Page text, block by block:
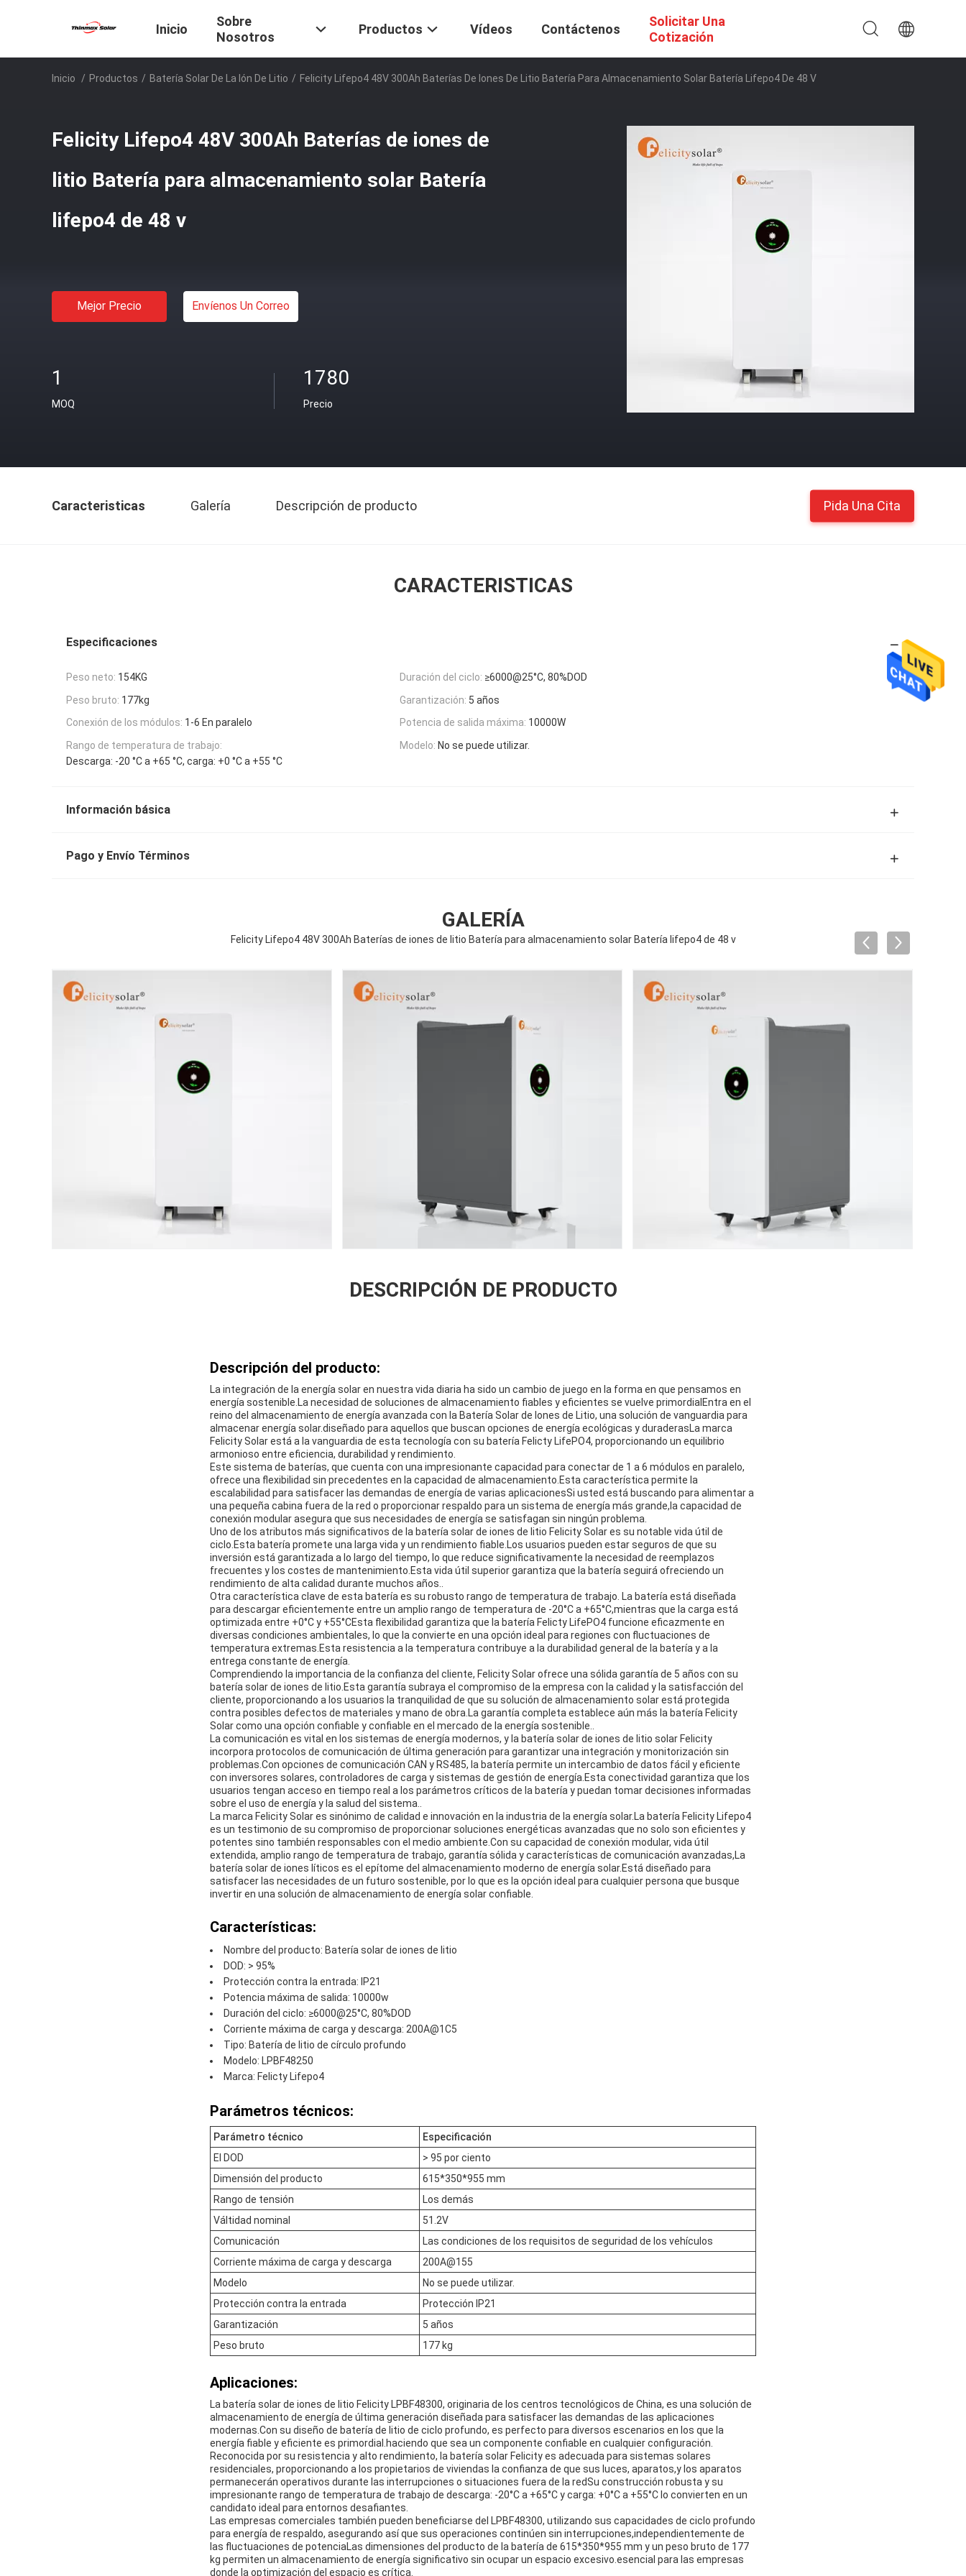
Inicio
Sobre
Nosotros
Productos Vídeos Contáctenos
Solicitar Una
Cotización
Inicio / Productos / Batería Solar De La Ión De Litio / Felicity Lifepo4 48V 300Ah Baterías De Iones De Litio Batería Para Almacenamiento Solar Batería Lifepo4 De 48 V
Felicity Lifepo4 48V 300Ah Baterías de iones de
litio Batería para almacenamiento solar Batería
lifepo4 de 48 v
Mejor Precio Envíenos Un Correo
1
MOQ
1780
Precio
Caracteristicas Galería Descripción de producto Pida Una Cita
CARACTERISTICAS
Especificaciones
Peso neto: 154KG Duración del ciclo: ≥6000@25°C, 80%DOD
Peso bruto: 177kg Garantización: 5 años
Conexión de los módulos: 1-6 En paralelo Potencia de salida máxima: 10000W
Rango de temperatura de trabajo:
Descarga: -20 °C a +65 °C, carga: +0 °C a +55 °C
Modelo: No se puede utilizar.
Información básica
Pago y Envío Términos
GALERÍA
Felicity Lifepo4 48V 300Ah Baterías de iones de litio Batería para almacenamiento solar Batería lifepo4 de 48 v
DESCRIPCIÓN DE PRODUCTO
Descripción del producto:
La integración de la energía solar en nuestra vida diaria ha sido un cambio de juego en la forma en que pensamos en
energía sostenible.La necesidad de soluciones de almacenamiento fiables y eficientes se vuelve primordialEntra en el
reino del almacenamiento de energía avanzada con la Batería Solar de Iones de Litio, una solución de vanguardia para
almacenar energía solar.diseñado para aquellos que buscan opciones de energía ecológicas y duraderasLa marca
Felicity Solar está a la vanguardia de esta tecnología con su batería Felicty LifePO4, proporcionando un equilibrio
armonioso entre eficiencia, durabilidad y rendimiento.
Este sistema de baterías, que cuenta con una impresionante capacidad para conectar de 1 a 6 módulos en paralelo,
ofrece una flexibilidad sin precedentes en la capacidad de almacenamiento.Esta característica permite la
escalabilidad para satisfacer las demandas de energía de varias aplicacionesSi usted está buscando para alimentar a
una pequeña cabina fuera de la red o proporcionar respaldo para un sistema de energía más grande,la capacidad de
conexión modular asegura que sus necesidades de energía se satisfagan sin ningún problema.
Uno de los atributos más significativos de la batería solar de iones de litio Felicity Solar es su notable vida útil de
ciclo.Esta batería promete una larga vida y un rendimiento fiable.Los usuarios pueden estar seguros de que su
inversión está garantizada a lo largo del tiempo, lo que reduce significativamente la necesidad de reemplazos
frecuentes y los costes de mantenimiento.Esta vida útil superior garantiza que la batería seguirá ofreciendo un
rendimiento de alta calidad durante muchos años..
Otra característica clave de esta batería es su robusto rango de temperatura de trabajo. La batería está diseñada
para descargar eficientemente entre un amplio rango de temperatura de -20°C a +65°C,mientras que la carga está
optimizada entre +0°C y +55°CEsta flexibilidad garantiza que la batería Felicty LifePO4 funcione eficazmente en
diversas condiciones ambientales, lo que la convierte en una opción ideal para regiones con fluctuaciones de
temperatura extremas.Esta resistencia a la temperatura contribuye a la durabilidad general de la batería y a la
entrega constante de energía.
Comprendiendo la importancia de la confianza del cliente, Felicity Solar ofrece una sólida garantía de 5 años con su
batería solar de iones de litio.Esta garantía subraya el compromiso de la empresa con la calidad y la satisfacción del
cliente, proporcionando a los usuarios la tranquilidad de que su solución de almacenamiento solar está protegida
contra posibles defectos de materiales y mano de obra.La garantía completa establece aún más la batería Felicity
Solar como una opción confiable y confiable en el mercado de la energía sostenible..
La comunicación es vital en los sistemas de energía modernos, y la batería solar de iones de litio solar Felicity
incorpora protocolos de comunicación de última generación para garantizar una integración y monitorización sin
problemas.Con opciones de comunicación CAN y RS485, la batería permite un intercambio de datos fácil y eficiente
con inversores solares, controladores de carga y sistemas de gestión de energía.Esta conectividad garantiza que los
usuarios tengan acceso en tiempo real a los parámetros críticos de la batería y puedan tomar decisiones informadas
sobre el uso de energía y la salud del sistema..
La marca Felicity Solar es sinónimo de calidad e innovación en la industria de la energía solar.La batería Felicity Lifepo4
es un testimonio de su compromiso de proporcionar soluciones energéticas avanzadas que no solo son eficientes y
potentes sino también responsables con el medio ambiente.Con su capacidad de conexión modular, vida útil
extendida, amplio rango de temperatura de trabajo, garantía sólida y características de comunicación avanzadas,La
batería solar de iones líticos es el epítome del almacenamiento moderno de energía solar.Está diseñado para
satisfacer las necesidades de un futuro sostenible, por lo que es la opción ideal para cualquier persona que busque
invertir en una solución de almacenamiento de energía solar confiable.
Características:
Nombre del producto: Batería solar de iones de litio
DOD: > 95%
Protección contra la entrada: IP21
Potencia máxima de salida: 10000w
Duración del ciclo: ≥6000@25°C, 80%DOD
Corriente máxima de carga y descarga: 200A@1C5
Tipo: Batería de litio de círculo profundo
Modelo: LPBF48250
Marca: Felicty Lifepo4
Parámetros técnicos:
Parámetro técnico
Especificación
El DOD
> 95 por ciento
Dimensión del producto
615*350*955 mm
Rango de tensión
Los demás
Válti­dad nominal
51.2V
Comunicación
Las condiciones de los requisitos de seguridad de los vehículos
Corriente máxima de carga y descarga
200A@155
Modelo
No se puede utilizar.
Protección contra la entrada
Protección IP21
Garantización
5 años
Peso bruto
177 kg
Aplicaciones:
La batería solar de iones de litio Felicity LPBF48300, originaria de los centros tecnológicos de China, es una solución de
almacenamiento de energía de última generación diseñada para satisfacer las demandas de las aplicaciones
modernas.Con su diseño de batería de litio de ciclo profundo, es perfecto para diversos escenarios en los que la
energía fiable y eficiente es primordial.haciendo que sea un componente confiable en cualquier configuración.
Reconocida por su resistencia y alto rendimiento, la batería solar Felicity es adecuada para sistemas solares
residenciales, proporcionando a los propietarios de viviendas la confianza de que sus luces, aparatos,y los aparatos
permanecerán operativos durante las interrupciones o situaciones fuera de la redSu construcción robusta y su
impresionante rango de temperatura de trabajo de descarga: -20°C a +65°C y carga: +0°C a +55°C lo convierten en un
candidato ideal para entornos desafiantes.
Las empresas comerciales también pueden beneficiarse del LPBF48300, utilizando sus capacidades de ciclo profundo
para energía de respaldo, asegurando así que sus operaciones continúen sin interrupciones,independientemente de
las fluctuaciones de potenciaLas dimensiones del producto de la batería de 615*350*955 mm y un peso bruto de 177
kg permiten un almacenamiento de energía significativo sin ocupar un espacio excesivo.esencial para las empresas
donde la optimización del espacio es crítica.